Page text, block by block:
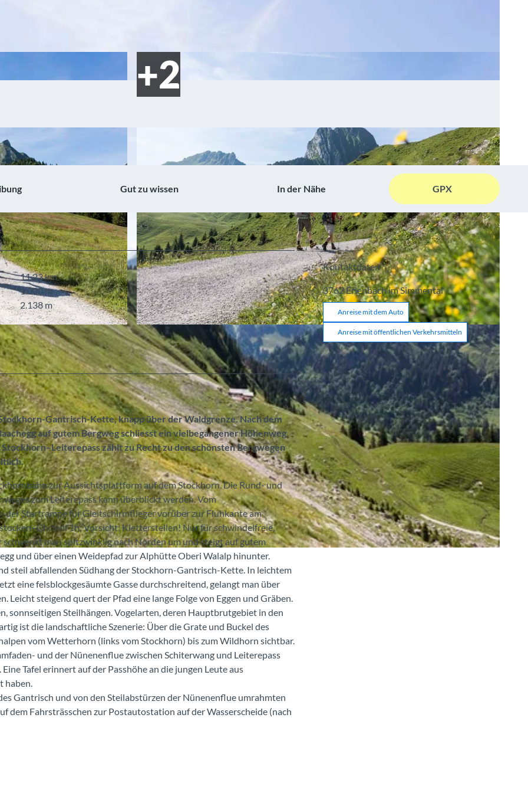
© Stockhornbahn AG
Gut zu wissen In der Nähe GPX
11,23 km
1.000 m
2.138 m
Gantrisch-Kette, knapp über der Waldgrenze. Nach dem
auf gutem Bergweg schliesst ein vielbegangener Höhenweg
zählt zu Recht zu den schönsten Bergwegen
zur Aussichtsplattform auf dem Stockhorn. Die Rund- und
zum Leiterepass kann überblickt werden. Vom
der Startrampe für Gleitschirmflieger vorüber zur Fluhkante am
1h; Vorsicht: Kletterstellen! Nur für schwindelfreie,
man spitzwinklig nach Norden um und steigt auf gutem
und über einen Weidepfad zur Alphütte Oberi Walalp hinunter.
steil abfallenden Südhang der Stockhorn-Gantrisch-Kette. In leichtem
eine felsblockgesäumte Gasse durchschreitend, gelangt man über
Leicht steigend quert der Pfad eine lange Folge von Eggen und Gräben.
sonnseitigen Steilhängen. Vogelarten, deren Hauptbrutgebiet in den
ist die landschaftliche Szenerie: Über die Grate und Buckel des
vom Wetterhorn (links vom Stockhorn) bis zum Wildhorn sichtbar.
und der Nünenenflue zwischen Schiterwang und Leiterepass
Tafel erinnert auf der Passhöhe an die jungen Leute aus
haben.
Gantrisch und von den Steilabstürzen der Nünenenflue umrahmten
dem Fahrsträsschen zur Postautostation auf der Wasserscheide (nach
Kontaktdaten
3762Erlenbach im Simmental
Anreise mit dem Auto
Anreise mit öffentlichen Verkehrsmitteln